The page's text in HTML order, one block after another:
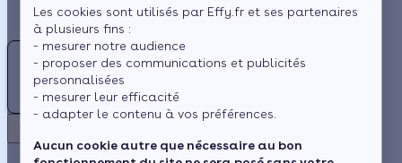
Les cookies sont utilisés par Effy.fr et ses partenaires
à plusieurs fins :
- mesurer notre audience
- proposer des communications et publicités
personnalisées
- mesurer leur efficacité
- adapter le contenu à vos préférences.
Aucun cookie autre que nécessaire au bon
Actualités
Espace Client
ISOL IN
SITU
CHEMINEE
à 4 km